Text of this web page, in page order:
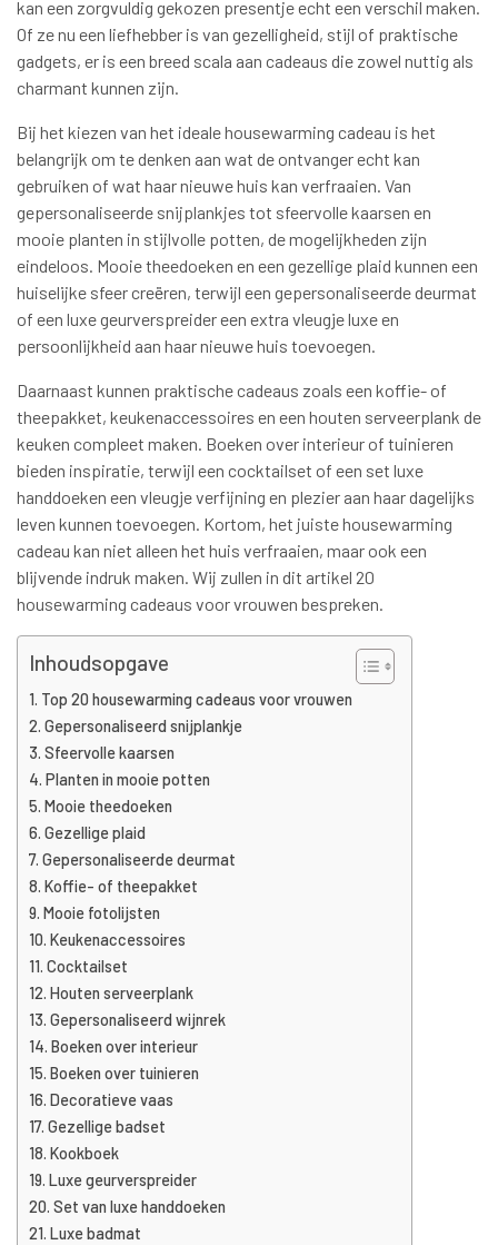
kan een zorgvuldig gekozen presentje echt een verschil maken.
Of ze nu een liefhebber is van gezelligheid, stijl of praktische
gadgets, er is een breed scala aan cadeaus die zowel nuttig als
charmant kunnen zijn.
Bij het kiezen van het ideale housewarming cadeau is het
belangrijk om te denken aan wat de ontvanger echt kan
gebruiken of wat haar nieuwe huis kan verfraaien. Van
gepersonaliseerde snijplankjes tot sfeervolle kaarsen en
mooie planten in stijlvolle potten, de mogelijkheden zijn
eindeloos. Mooie theedoeken en een gezellige plaid kunnen een
huiselijke sfeer creëren, terwijl een gepersonaliseerde deurmat
of een luxe geurverspreider een extra vleugje luxe en
persoonlijkheid aan haar nieuwe huis toevoegen.
Daarnaast kunnen praktische cadeaus zoals een koffie- of
theepakket, keukenaccessoires en een houten serveerplank de
keuken compleet maken. Boeken over interieur of tuinieren
bieden inspiratie, terwijl een cocktailset of een set luxe
handdoeken een vleugje verfijning en plezier aan haar dagelijks
leven kunnen toevoegen. Kortom, het juiste housewarming
cadeau kan niet alleen het huis verfraaien, maar ook een
blijvende indruk maken. Wij zullen in dit artikel 20
housewarming cadeaus voor vrouwen bespreken.
Inhoudsopgave
Top 20 housewarming cadeaus voor vrouwen
Gepersonaliseerd snijplankje
Sfeervolle kaarsen
Planten in mooie potten
Mooie theedoeken
Gezellige plaid
Gepersonaliseerde deurmat
Koffie- of theepakket
Mooie fotolijsten
Keukenaccessoires
Cocktailset
Houten serveerplank
Gepersonaliseerd wijnrek
Boeken over interieur
Boeken over tuinieren
Decoratieve vaas
Gezellige badset
Kookboek
Luxe geurverspreider
Set van luxe handdoeken
Luxe badmat